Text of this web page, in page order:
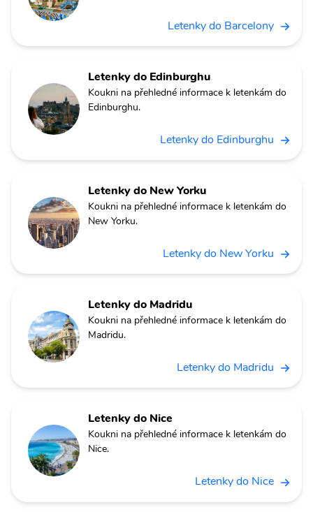
Letenky do Barcelony
Letenky do Edinburghu
Koukni na přehledné informace k letenkám do
Edinburghu.
Letenky do Edinburghu
Letenky do New Yorku
Koukni na přehledné informace k letenkám do
New Yorku.
Letenky do New Yorku
Letenky do Madridu
Koukni na přehledné informace k letenkám do
Madridu.
Letenky do Madridu
Letenky do Nice
Koukni na přehledné informace k letenkám do
Nice.
Letenky do Nice